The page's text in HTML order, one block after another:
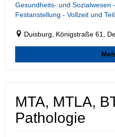
Gesundheits- und Sozialwesen
Festanstellung - Vollzeit und
Duisburg, Königstraße 61,
MTA, MTLA,
Pathologie